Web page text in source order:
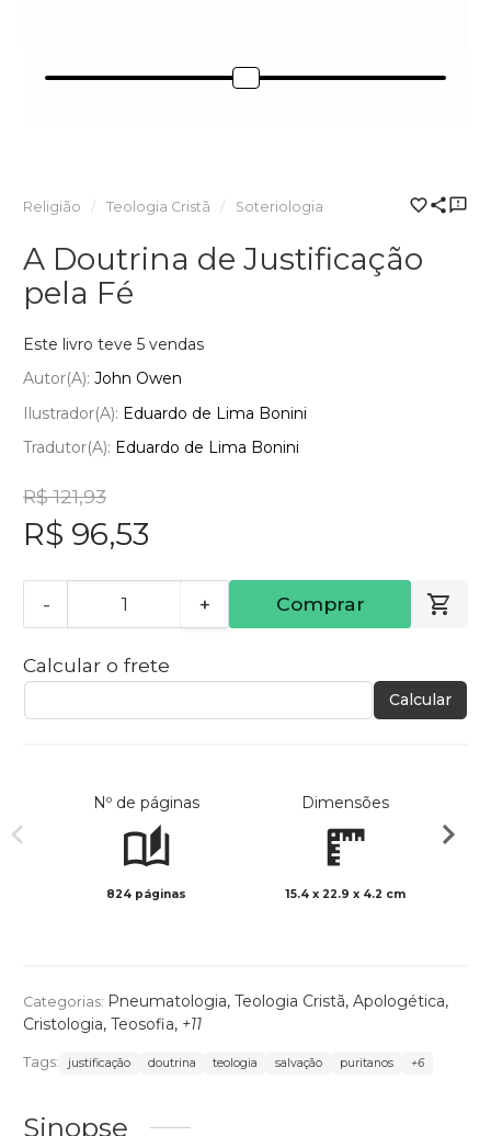
Religião Teologia Cristã Soteriologia
A Doutrina de Justificação
pela Fé
Este livro teve 5 vendas
Autor(a): John Owen
Ilustrador(a): Eduardo de Lima Bonini
Tradutor(a): Eduardo de Lima Bonini
R$ 121,93
R$ 96,53
- + Comprar
Calcular o frete
Calcular
Nº de páginas
824 páginas
Dimensões
15.4 x 22.9 x 4.2 cm
Categorias: Pneumatologia, Teologia Cristã, Apologética,
Cristologia, Teosofia, +11
Tags: justificação doutrina teologia salvação puritanos +6
Sinopse